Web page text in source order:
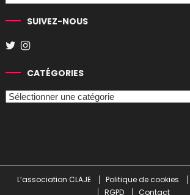
SUIVEZ-NOUS
CATÉGORIES
Catégories
L’association CLAJE Politique de cookies
RGPD
Contact